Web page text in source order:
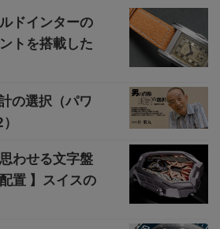
ドインターの
トを搭載した
の選択（パワ
わせる文字盤
置 】スイスの